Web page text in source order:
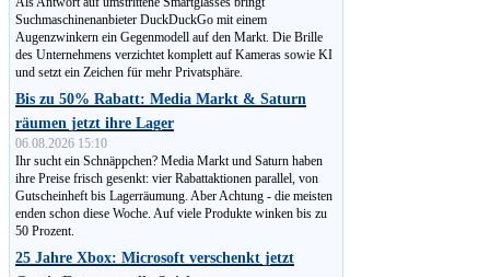
Suchmaschinen­anbieter DuckDuckGo mit einem
Augenzwinkern ein Gegenmodell auf den Markt. Die Brille
des Unternehmens verzichtet komplett auf Kameras sowie KI
und setzt ein Zeichen für mehr Privatsphäre.
Bis zu 50% Rabatt: Media Markt & Saturn
räumen jetzt ihre Lager
06.08.2026 15:10
Ihr sucht ein Schnäppchen? Media Markt und Saturn haben
ihre Preise frisch gesenkt: vier Rabattaktionen parallel, von
Gut­schein­heft bis Lagerräumung. Aber Achtung - die meisten
enden schon diese Woche. Auf viele Produkte winken bis zu
50 Prozent.
25 Jahre Xbox: Microsoft verschenkt jetzt